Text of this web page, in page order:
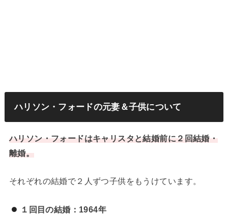
ハリソン・フォードの元妻＆子供について
ハリソン・フォードはキャリスタと結婚前に２回結婚・
離婚。
それぞれの結婚で２人ずつ子供をもうけています。
１回目の結婚：1964年